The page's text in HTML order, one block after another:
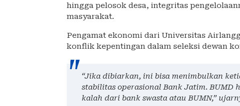
hingga pelosok desa, integritas
masyarakat.
Pengamat ekonomi dari Universitas
konflik kepentingan dalam seleksi dewan
“Jika dibiarkan, ini bisa menimbulkan
stabilitas operasional Bank Jatim. BUMD
kalah dari bank swasta atau BUMN,”